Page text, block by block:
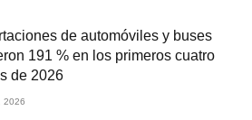
de automóviles y buses
191 % en los primeros cuatro
de 2026
2026